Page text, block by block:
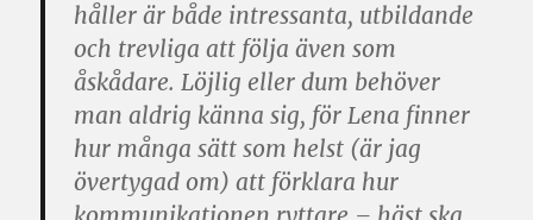
håller är både intressanta, utbildande
och trevliga att följa även som
åskådare. Löjlig eller dum behöver
man aldrig känna sig, för Lena finner
hur många sätt som helst (är jag
övertygad om) att förklara hur